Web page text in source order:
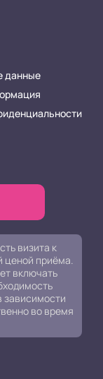
данные
визита к
ценой приёма.
включать
зависимости
во время